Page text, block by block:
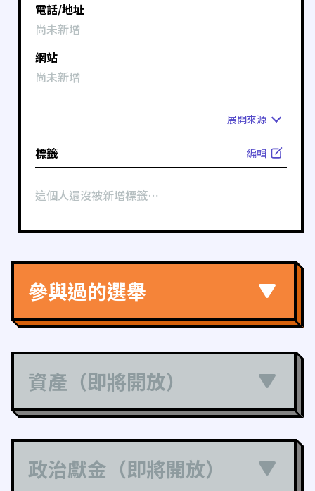
電話/地址
尚未新增
網站
尚未新增
展開來源
標籤 編輯
這個人還沒被新增標籤⋯
參與過的選舉
資產（即將開放）
政治獻金（即將開放）